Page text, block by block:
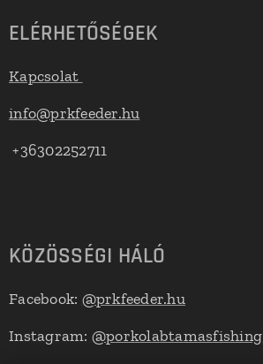
ELÉRHETŐSÉGEK
Kapcsolat
info@prkfeeder.hu
+36302252711
KÖZÖSSÉGI HÁLÓ
Facebook: @prkfeeder.hu
Instagram: @porkolabtamasfishing